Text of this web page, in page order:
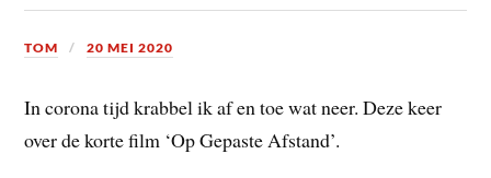
TOM 20 MEI 2020
In corona tijd krabbel ik af en toe wat neer. Deze keer
over de korte film ‘Op Gepaste Afstand’.